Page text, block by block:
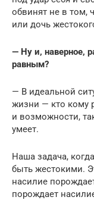
обвинят не в том,
или дочь
— Ну и, наверное,
равным?
— В идеальной
жизни — кто кому
и возможности,
умеет.
Наша задача,
быть жестокими.
насилие
порождает